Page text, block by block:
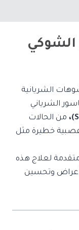
الشوكي
الشريانية
الشرياني
من الحالات
عصبية خطيرة مثل
متقدمة لعلاج هذه
وتحسين